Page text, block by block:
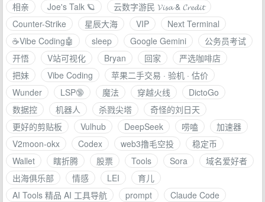
相亲 Joe's Talk 🪐
云数字游民 𝓥𝓲𝓼𝓪 & 𝓒𝓻𝓮𝓭𝓲𝓽
Counter-Strike
星辰大海 VIP
Next Terminal
☕Vibe Coding🤖
sleep Google Gemini
公务员考试
开悟
V站可视化 Bryan 回家
严选咖啡店
把妹
Vibe Coding
苹果二手交易 · 验机 · 估价
Wunder
LSP🔞 魔法 穿越火线
DictoGo
数据控
机器人 杀戮尖塔
奇怪的刘日天
更好的剪贴板
Vulhub DeepSeek 唠嗑
加速器
V2moon-okx
Codex web3撸毛空投
稳定币
Wallet
瞎折腾 股票 Tools Sora
域名爱好者
出海俱乐部
情感 LEI
育儿
AI Tools 精品 AI 工具导航
prompt
Claude Code